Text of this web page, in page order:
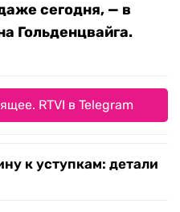
сегодня, — в
Гольденцвайга.
RTVI в Telegram
к уступкам: детали